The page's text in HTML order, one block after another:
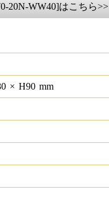
20N-WW40]はこちら>>
× H90 mm